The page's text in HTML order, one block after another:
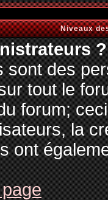
Niveaux
?
sont des
tout le
forum;
la
ont